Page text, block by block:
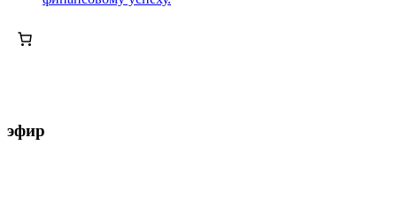
эфир